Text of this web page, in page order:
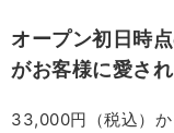
オープン初日時
がお客様に愛さ
33,000円（税込）か